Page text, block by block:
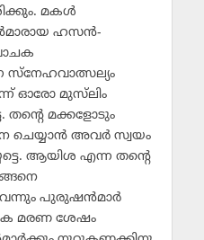
മകള്‍
ഹസന്‍-
സ്‌നേഹവാത്സല്യം
ഓരോ മുസ്‌ലിം
തന്റെ മക്കളോടും
ചെയ്യാന്‍ അവര്‍ സ്വയം
ആയിശ എന്ന തന്റെ
പുരുഷന്‍മാര്‍
മരണ ശേഷം